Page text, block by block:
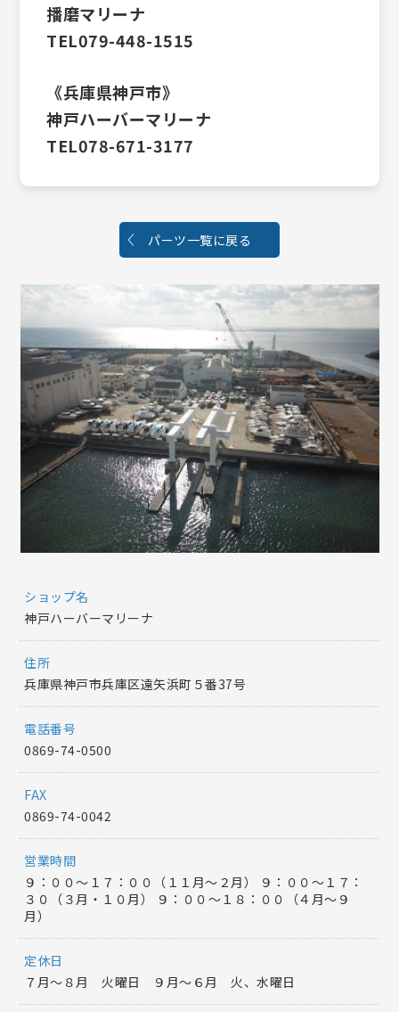
播磨マリーナ
TEL079-448-1515
《兵庫県神戸市》
神戸ハーバーマリーナ
TEL078-671-3177
パーツ一覧に戻る
ショップ名
神戸ハーバーマリーナ
住所
兵庫県神戸市兵庫区遠矢浜町５番37号
電話番号
0869-74-0500
FAX
0869-74-0042
営業時間
９：００～１７：００（１１月～２月） ９：００～１７：
３０（３月・１０月） ９：００～１８：００（４月～９
月）
定休日
７月～８月 火曜日 ９月〜６月 火、水曜日